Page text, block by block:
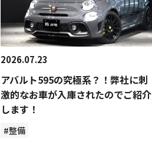
2026.07.23
アバルト595の究極系？！弊社に刺
激的なお車が入庫されたのでご紹介
します！
#整備